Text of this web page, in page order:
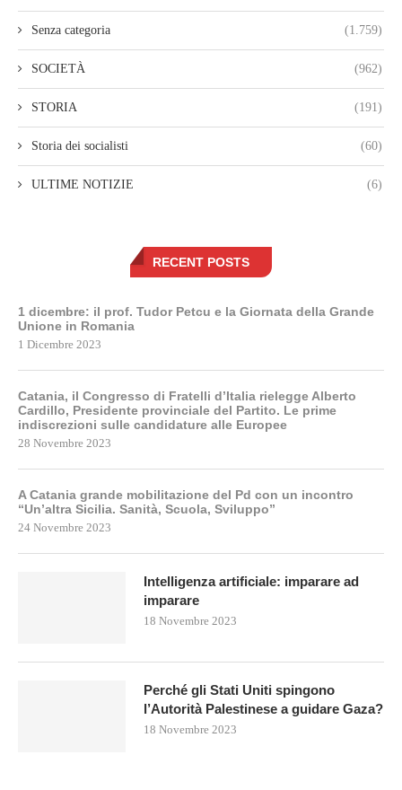
Senza categoria (1.759)
SOCIETÀ (962)
STORIA (191)
Storia dei socialisti (60)
ULTIME NOTIZIE (6)
RECENT POSTS
1 dicembre: il prof. Tudor Petcu e la Giornata della Grande
Unione in Romania
1 Dicembre 2023
Catania, il Congresso di Fratelli d’Italia rielegge Alberto
Cardillo, Presidente provinciale del Partito. Le prime
indiscrezioni sulle candidature alle Europee
28 Novembre 2023
A Catania grande mobilitazione del Pd con un incontro
“Un’altra Sicilia. Sanità, Scuola, Sviluppo”
24 Novembre 2023
Intelligenza artificiale: imparare ad
imparare
18 Novembre 2023
Perché gli Stati Uniti spingono
l’Autorità Palestinese a guidare Gaza?
18 Novembre 2023